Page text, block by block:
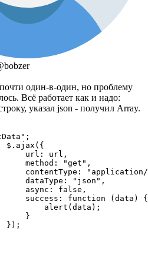
один-в-один, но проблему
Всё работает как и надо:
указал json - получил Array.
$.ajax({
url: url,
method: "get",
contentType:
dataType: "json",
async: false,
success: function (data) {
alert(data);
}
});